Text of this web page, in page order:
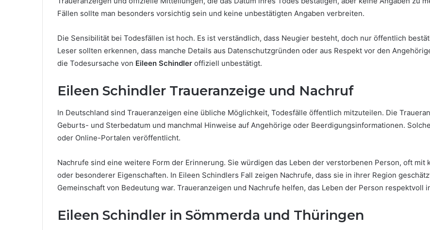
Fällen sollte man besonders vorsichtig sein und keine unbestätigten Angaben verbreiten.
Die Sensibilität bei Todesfällen ist hoch. Es ist verständlich, dass Neugier besteht, doch nur öffentlich
Leser sollten erkennen, dass manche Details aus Datenschutzgründen oder aus Respekt vor den
die Todesursache von Eileen Schindler offiziell unbestätigt.
Eileen Schindler Traueranzeige und Nachruf
In Deutschland sind Traueranzeigen eine übliche Möglichkeit, Todesfälle öffentlich mitzuteilen. Die
Geburts- und Sterbedatum und manchmal Hinweise auf Angehörige oder Beerdigungsinformationen.
oder Online-Portalen veröffentlicht.
Nachrufe sind eine weitere Form der Erinnerung. Sie würdigen das Leben der verstorbenen Person, oft mit
oder besonderer Eigenschaften. In Eileen Schindlers Fall zeigen Nachrufe, dass sie in ihrer Region
Gemeinschaft von Bedeutung war. Traueranzeigen und Nachrufe helfen, das Leben der Person respektvoll
Eileen Schindler in Sömmerda und Thüringen